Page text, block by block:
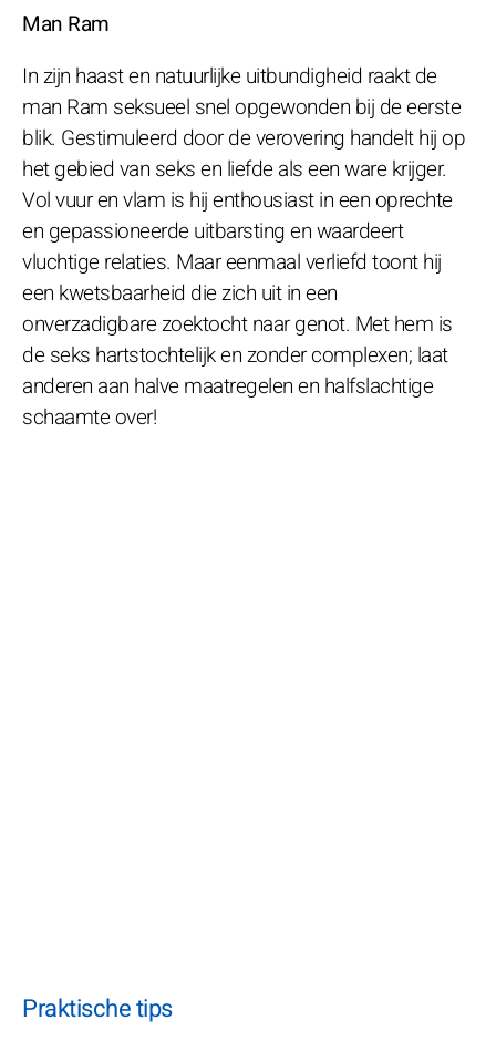
Man Ram
In zijn haast en natuurlijke uitbundigheid raakt de
man Ram seksueel snel opgewonden bij de eerste
blik. Gestimuleerd door de verovering handelt hij op
het gebied van seks en liefde als een ware krijger.
Vol vuur en vlam is hij enthousiast in een oprechte
en gepassioneerde uitbarsting en waardeert
vluchtige relaties. Maar eenmaal verliefd toont hij
een kwetsbaarheid die zich uit in een
onverzadigbare zoektocht naar genot. Met hem is
de seks hartstochtelijk en zonder complexen; laat
anderen aan halve maatregelen en halfslachtige
schaamte over!
Praktische tips